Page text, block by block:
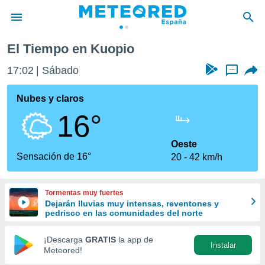
de
por
que se
calidad.
a este
las
y
forma
digital
basada
El Tiempo en Kuopio
17:02 Sábado ...
Nubes y claros
16°
Sensación de 16°
Oeste
20
42 km/h
Tormentas muy fuertes
Dejarán lluvias muy intensas, reventones y
pedrisco en las comunidades del norte
¡Descarga GRATIS la app de
Meteored!
Instalar